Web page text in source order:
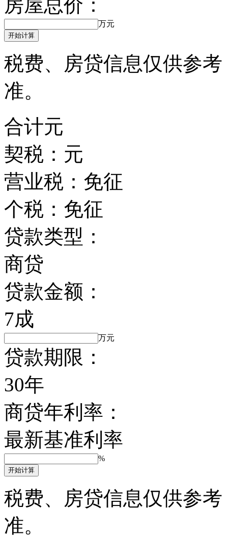
房屋总价：
万元
开始计算
税费、房贷信息仅供参
准。
合计元
契税： 元
营业税： 免征
个税： 免征
贷款类型：
商贷
贷款金额：
7成
万元
贷款期限：
30年
商贷年利率：
最新基准利率
%
开始计算
税费、房贷信息仅供参
准。